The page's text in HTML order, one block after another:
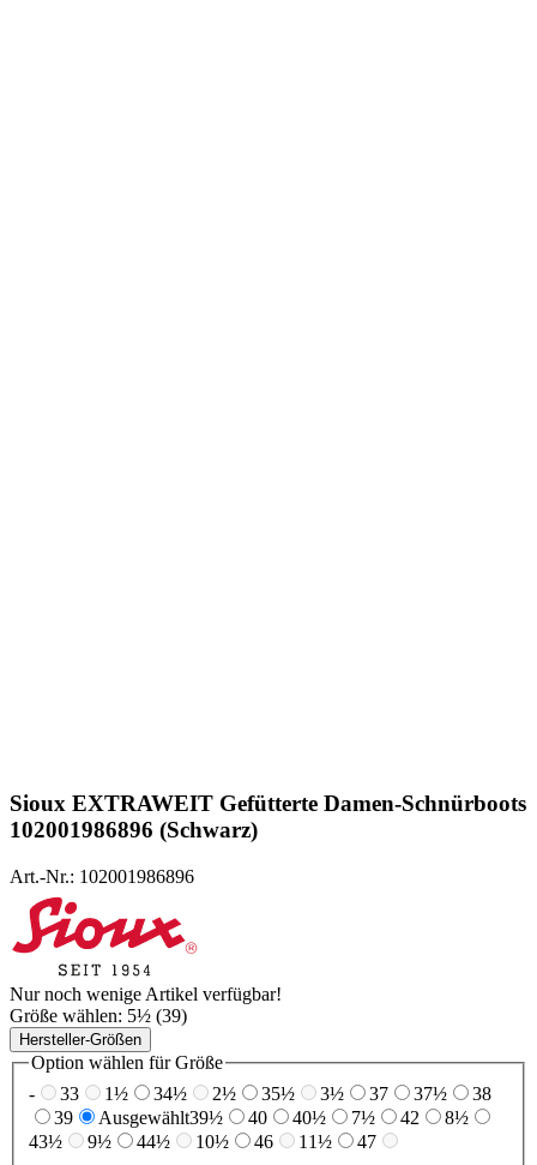
Sioux EXTRAWEIT Gefütterte Damen-Schnürboots
102001986896 (Schwarz)
Art.-Nr.: 102001986896
Nur noch wenige Artikel verfügbar!
Größe wählen: 5½ (39)
Hersteller-Größen
Option wählen für Größe
-
33 1½ 34½ 2½ 35½ 3½ 37 37½
38
39
Ausgewählt39½ 40 40½ 7½ 42
8½
43½
9½ 44½ 10½ 46 11½
47